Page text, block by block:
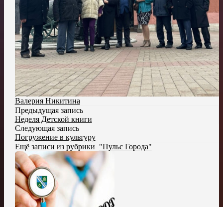
Валерия Никитина
Предыдущая запись
Неделя Детской книги
Следующая запись
Погружение в культуру
Ещё записи из рубрики "Пульс Города"